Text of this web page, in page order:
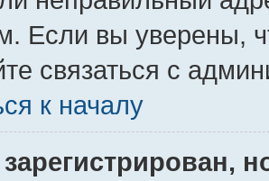
Если вы уверены,
связаться с
к началу